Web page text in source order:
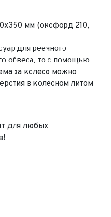
мм (оксфорд 210,
для реечного
обвеса, то с помощью
за колесо можно
в колесном литом
для любых
связь
авто
оценку